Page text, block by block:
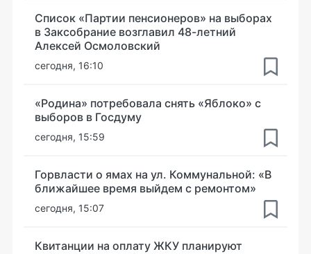
Список «Партии пенсионеров» на выборах
в Заксобрание возглавил 48-летний
Алексей Осмоловский
сегодня, 16:10
«Родина» потребовала снять «Яблоко» с
выборов в Госдуму
сегодня, 15:59
Горвласти о ямах на ул. Коммунальной: «В
ближайшее время выйдем с ремонтом»
сегодня, 15:07
Квитанции на оплату ЖКУ планируют